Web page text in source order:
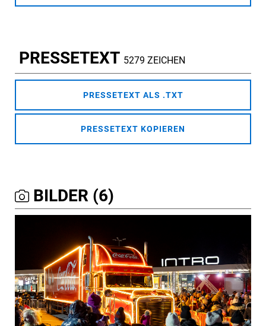
PRESSETEXT 5279 ZEICHEN
PRESSETEXT ALS .TXT
PRESSETEXT KOPIEREN
BILDER (6)